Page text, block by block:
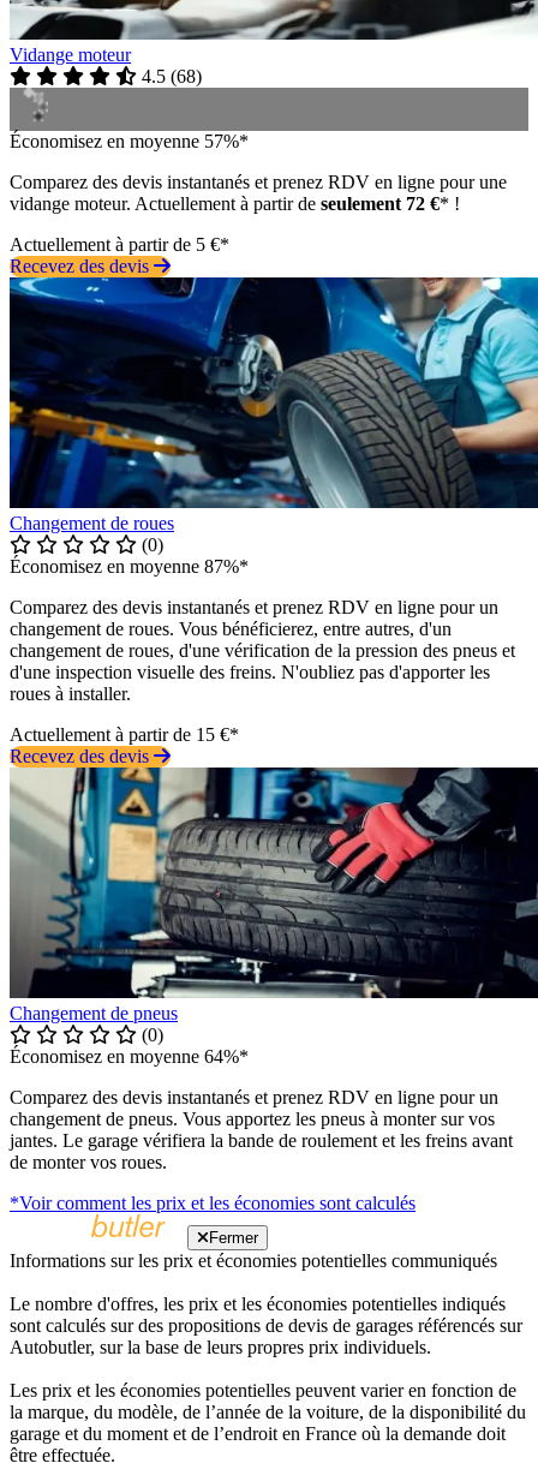
Vidange moteur
4.5 (68)
Économisez en moyenne 57%*
Comparez des devis instantanés et prenez RDV en ligne pour une
vidange moteur. Actuellement à partir de seulement 72 €* !
Actuellement à partir de 5 €*
Recevez des devis
Changement de roues
(0)
Économisez en moyenne 87%*
Comparez des devis instantanés et prenez RDV en ligne pour un
changement de roues. Vous bénéficierez, entre autres, d'un
changement de roues, d'une vérification de la pression des pneus et
d'une inspection visuelle des freins. N'oubliez pas d'apporter les
roues à installer.
Actuellement à partir de 15 €*
Recevez des devis
Changement de pneus
(0)
Économisez en moyenne 64%*
Comparez des devis instantanés et prenez RDV en ligne pour un
changement de pneus. Vous apportez les pneus à monter sur vos
jantes. Le garage vérifiera la bande de roulement et les freins avant
de monter vos roues.
*Voir comment les prix et les économies sont calculés
Fermer
Informations sur les prix et économies potentielles communiqués
Le nombre d'offres, les prix et les économies potentielles indiqués
sont calculés sur des propositions de devis de garages référencés sur
Autobutler, sur la base de leurs propres prix individuels.
Les prix et les économies potentielles peuvent varier en fonction de
la marque, du modèle, de l’année de la voiture, de la disponibilité du
garage et du moment et de l’endroit en France où la demande doit
être effectuée.